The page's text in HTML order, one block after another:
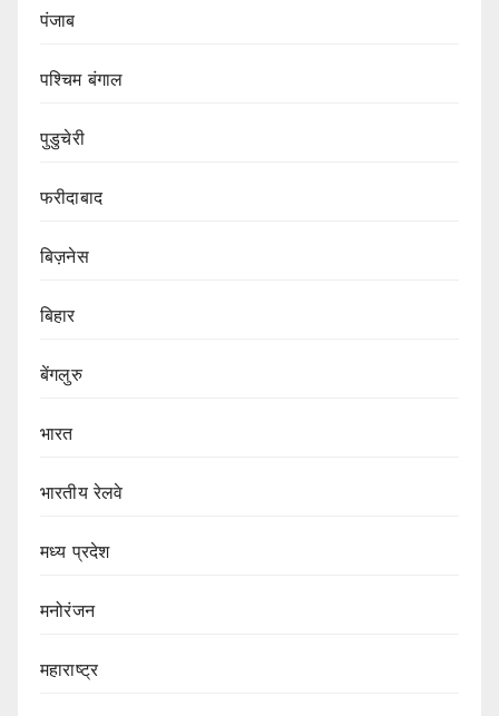
पंजाब
पश्चिम बंगाल
पुडुचेरी
फरीदाबाद
बिज़नेस
बिहार
बेंगलुरु
भारत
भारतीय रेलवे
मध्य प्रदेश
मनोरंजन
महाराष्ट्र